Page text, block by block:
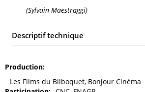
(Sylvain Maestraggi)
Descriptif technique
Production
Les Films du Bilboquet, Bonjour Cinéma